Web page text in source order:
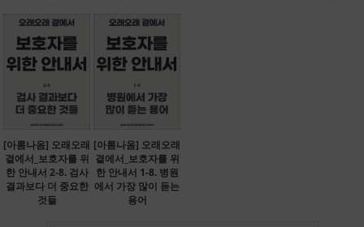
[아롬나옴] 오래오래
곁에서_보호자를 위
한 안내서 2-8. 검사
결과보다 더 중요한
것들
[아롬나옴] 오래오래
곁에서_보호자를 위
한 안내서 1-8. 병원
에서 가장 많이 듣는
용어